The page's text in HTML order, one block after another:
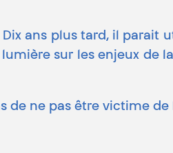
ans plus tard, il parait
sur les enjeux de
de ne pas être victime de